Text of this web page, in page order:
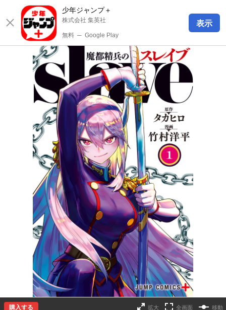
少年ジャンプ＋
株式会社 集英社
無料 ─ Google Play
表示
拡大 全画面 移動
購入する